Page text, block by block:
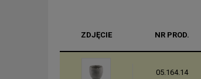
ZDJĘCIE NR PROD.
05.164.14